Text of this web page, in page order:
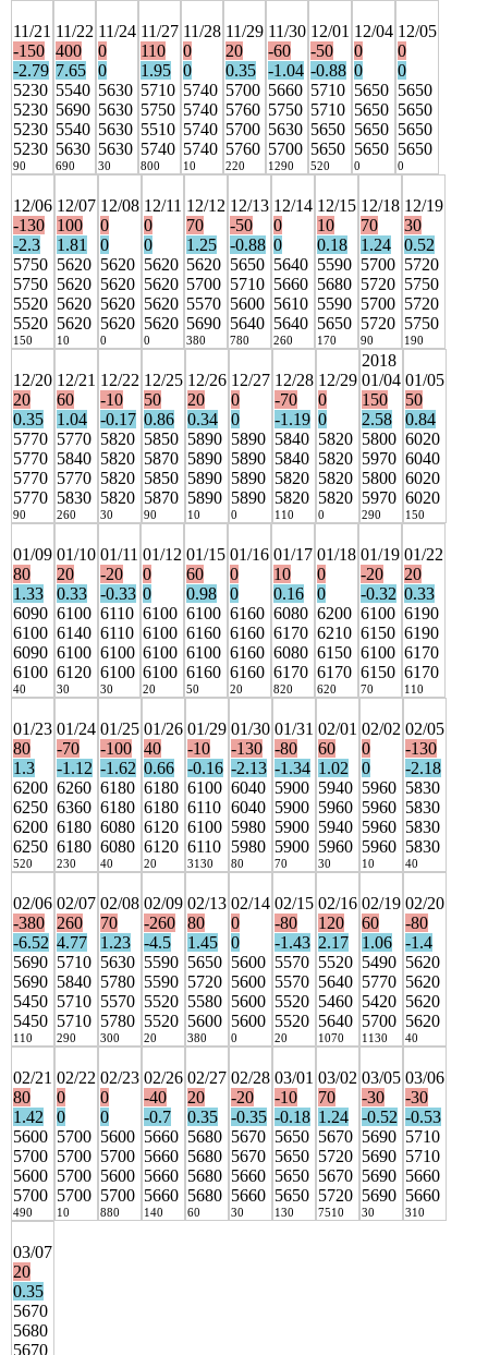
11/21
-150
-2.79
5230
5230
5230
5230
90
11/22
400
7.65
5540
5690
5540
5630
690
11/24
0
0
5630
5630
5630
5630
30
11/27
110
1.95
5710
5750
5510
5740
800
11/28
0
0
5740
5740
5740
5740
10
11/29
20
0.35
5700
5760
5700
5760
220
11/30
-60
-1.04
5660
5750
5630
5700
1290
12/01
-50
-0.88
5710
5710
5650
5650
520
12/04
0
0
5650
5650
5650
5650
0
12/05
0
0
5650
5650
5650
5650
0
12/06
-130
-2.3
5750
5750
5520
5520
150
12/07
100
1.81
5620
5620
5620
5620
10
12/08
0
0
5620
5620
5620
5620
0
12/11
0
0
5620
5620
5620
5620
0
12/12
70
1.25
5620
5700
5570
5690
380
12/13
-50
-0.88
5650
5710
5600
5640
780
12/14
0
0
5640
5660
5610
5640
260
12/15
10
0.18
5590
5680
5590
5650
170
12/18
70
1.24
5700
5720
5700
5720
90
12/19
30
0.52
5720
5750
5720
5750
190
12/20
20
0.35
5770
5770
5770
5770
90
12/21
60
1.04
5770
5840
5770
5830
260
12/22
-10
-0.17
5820
5820
5820
5820
30
12/25
50
0.86
5850
5870
5850
5870
90
12/26
20
0.34
5890
5890
5890
5890
10
12/27
0
0
5890
5890
5890
5890
0
12/28
-70
-1.19
5840
5840
5820
5820
110
12/29
0
0
5820
5820
5820
5820
0
2018
01/04
150
2.58
5800
5970
5800
5970
290
01/05
50
0.84
6020
6040
6020
6020
150
01/09
80
1.33
6090
6100
6090
6100
40
01/10
20
0.33
6100
6140
6100
6120
30
01/11
-20
-0.33
6110
6110
6100
6100
30
01/12
0
0
6100
6100
6100
6100
20
01/15
60
0.98
6100
6160
6100
6160
50
01/16
0
0
6160
6160
6160
6160
20
01/17
10
0.16
6080
6170
6080
6170
820
01/18
0
0
6200
6210
6150
6170
620
01/19
-20
-0.32
6100
6150
6100
6150
70
01/22
20
0.33
6190
6190
6170
6170
110
01/23
80
1.3
6200
6250
6200
6250
520
01/24
-70
-1.12
6260
6360
6180
6180
230
01/25
-100
-1.62
6180
6180
6080
6080
40
01/26
40
0.66
6180
6180
6120
6120
20
01/29
-10
-0.16
6100
6110
6100
6110
3130
01/30
-130
-2.13
6040
6040
5980
5980
80
01/31
-80
-1.34
5900
5900
5900
5900
70
02/01
60
1.02
5940
5960
5940
5960
30
02/02
0
0
5960
5960
5960
5960
10
02/05
-130
-2.18
5830
5830
5830
5830
40
02/06
-380
-6.52
5690
5690
5450
5450
110
02/07
260
4.77
5710
5840
5710
5710
290
02/08
70
1.23
5630
5780
5570
5780
300
02/09
-260
-4.5
5590
5590
5520
5520
20
02/13
80
1.45
5650
5720
5580
5600
380
02/14
0
0
5600
5600
5600
5600
0
02/15
-80
-1.43
5570
5570
5520
5520
20
02/16
120
2.17
5520
5640
5460
5640
1070
02/19
60
1.06
5490
5770
5420
5700
1130
02/20
-80
-1.4
5620
5620
5620
5620
40
02/21
80
1.42
5600
5700
5600
5700
490
02/22
0
0
5700
5700
5700
5700
10
02/23
0
0
5600
5700
5600
5700
880
02/26
-40
-0.7
5660
5660
5660
5660
140
02/27
20
0.35
5680
5680
5680
5680
60
02/28
-20
-0.35
5670
5670
5660
5660
30
03/01
-10
-0.18
5650
5650
5650
5650
130
03/02
70
1.24
5670
5720
5670
5720
7510
03/05
-30
-0.52
5690
5690
5690
5690
30
03/06
-30
-0.53
5710
5710
5660
5660
310
03/07
20
0.35
5670
5680
5670